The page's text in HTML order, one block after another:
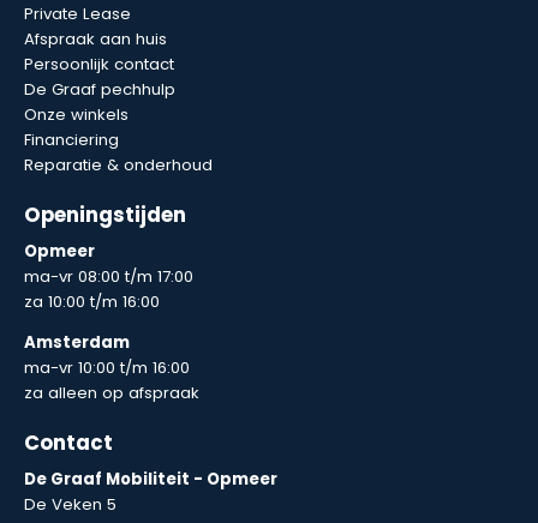
Private Lease
Afspraak aan huis
Persoonlijk contact
De Graaf pechhulp
Onze winkels
Financiering
Reparatie & onderhoud
Openingstijden
Opmeer
ma-vr 08:00 t/m 17:00
za 10:00 t/m 16:00
Amsterdam
ma-vr 10:00 t/m 16:00
za alleen op afspraak
Contact
De Graaf Mobiliteit - Opmeer
De Veken 5